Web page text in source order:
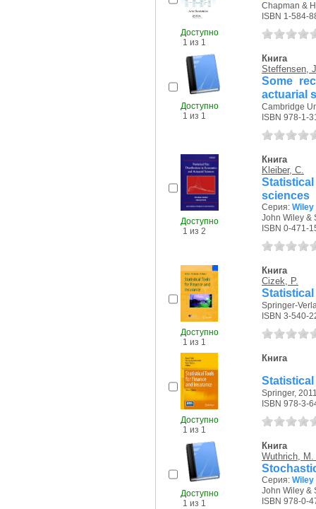
Доступно
1 из 1
Chapman &
ISBN 1-584-
Доступно
1 из 1
Книга
Steffensen,
Some
actuarial
Cambridge
ISBN 978-1-
Доступно
1 из 2
Книга
Kleiber, C.
sciences
Серия:
John Wiley &
ISBN 0-471-
Доступно
1 из 1
Книга
Cizek, P.
Springer-
ISBN 3-540-
Доступно
1 из 1
Книга
Springer,
ISBN 978-3-
Доступно
1 из 1
Книга
Wuthrich, M.
Серия:
John Wiley &
ISBN 978-0-